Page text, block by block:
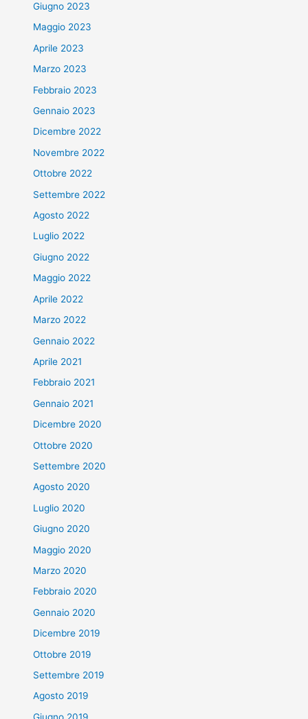
Giugno 2023
Maggio 2023
Aprile 2023
Marzo 2023
Febbraio 2023
Gennaio 2023
Dicembre 2022
Novembre 2022
Ottobre 2022
Settembre 2022
Agosto 2022
Luglio 2022
Giugno 2022
Maggio 2022
Aprile 2022
Marzo 2022
Gennaio 2022
Aprile 2021
Febbraio 2021
Gennaio 2021
Dicembre 2020
Ottobre 2020
Settembre 2020
Agosto 2020
Luglio 2020
Giugno 2020
Maggio 2020
Marzo 2020
Febbraio 2020
Gennaio 2020
Dicembre 2019
Ottobre 2019
Settembre 2019
Agosto 2019